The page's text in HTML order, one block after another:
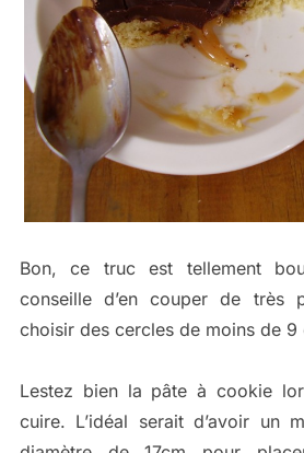
Bon, ce truc est tellement
conseille d’en couper de très
choisir des cercles de moins de
Lestez bien la pâte à cookie
cuire. L’idéal serait d’avoir un